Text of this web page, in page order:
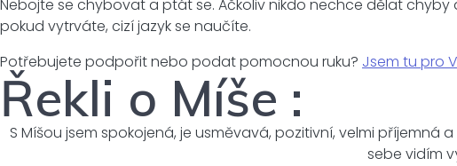
Nebojte se chybovat a ptát se. Ačkoliv nikdo nechce dělat chyby
pokud vytrváte, cizí jazyk se naučíte.
Potřebujete podpořit nebo podat pomocnou ruku? Jsem tu pro
Řekli o Míše :
S Míšou jsem spokojená, je usměvavá, pozitivní, velmi
sebe vidím